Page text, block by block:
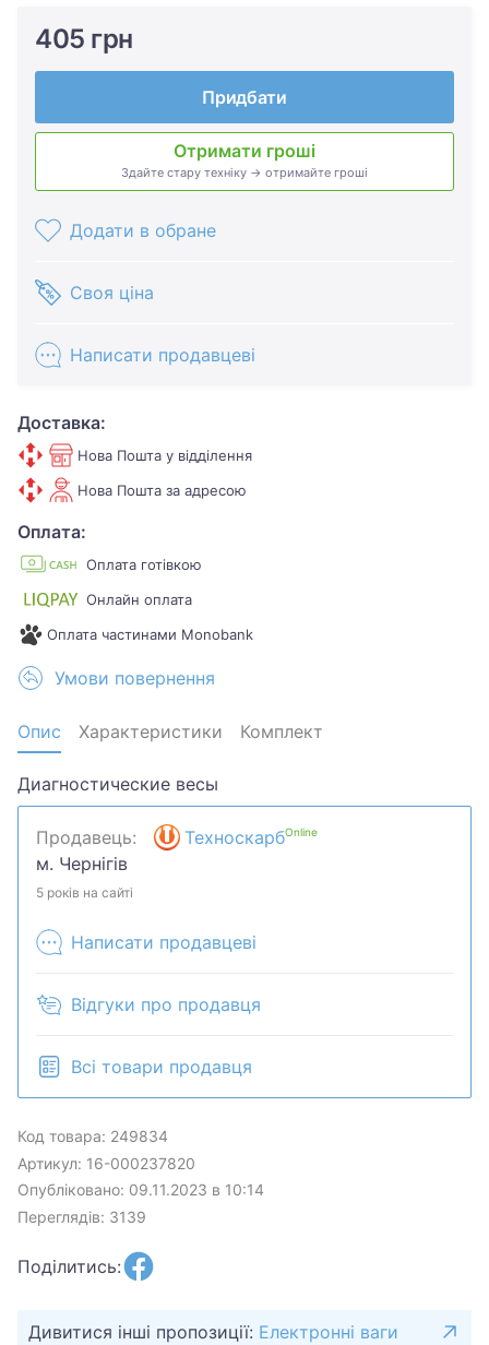
405 грн
Придбати
Отримати гроші
Здайте стару техніку → отримайте гроші
Додати в обране
Своя ціна
Написати продавцеві
Доставка:
Нова Пошта у відділення
Нова Пошта за адресою
Оплата:
Оплата готівкою
Онлайн оплата
Оплата частинами Monobank
Умови повернення
Опис Характеристики Комплект
Диагностические весы
Продавець: ТехноскарбOnline
м. Чернігів
5 років на сайті
Написати продавцеві
Відгуки про продавця
Всі товари продавця
Код товара: 249834
Артикул: 16-000237820
Опубліковано: 09.11.2023 в 10:14
Переглядів: 3139
Поділитись:
Дивитися інші пропозиції: Електронні ваги